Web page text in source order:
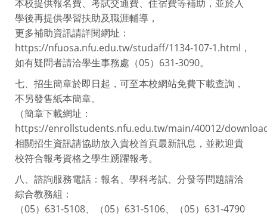
本校提供報名費、考試交通費、住宿費等補助，並於入
學後再提供學習扶助及職涯輔導，
更多補助資訊請詳閱網址：
https://nfuosa.nfu.edu.tw/studaff/1134-107-1.html，
如有疑問者請洽學生事務處（05）631-3090。
七、招生簡章於即日起，可至本校網站免費下載查詢，
不另發售紙本簡章。
（簡章下載網址：
https://enrollstudents.nfu.edu.tw/main/40012/
相關招生資訊請協助放入貴校首頁最新訊息，並歡迎貴
校符合報考資格之學生踴躍報考。
八、諮詢服務電話：報名、學科考試、分發等問題請洽
綜合教務組：
（05）631-5108、（05）631-5106、（05）631-4790